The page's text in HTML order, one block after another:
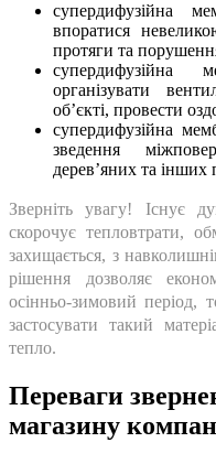
супердифузійна
впоратися
протяги та
супердифузійна
організувати
об’єкті, провести
супердифузійна
зведення
дерев’яних та інших
Зверніть увагу! Існує
скорочує тепловтрати,
захищається, з
рішення дозволяє
осінньо-зимовий період,
застосувати такий
тепло.
Переваги
магазину